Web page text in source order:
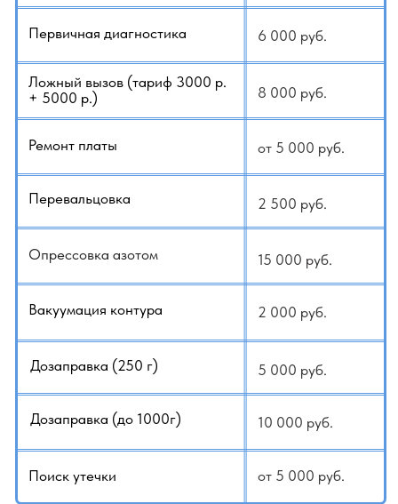
Выезд для оценки работ- 3000 руб.
+79140648798
+79647092229
Telegram
Заказать услугу
Каталог кондиционеров
Одним из самых главных этапов в поиске
неисправности является грамотная
диагностика кондиционера, только после
вашего кондиционера, и пути ее устранения.